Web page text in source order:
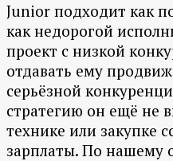
Junior подходит как
как недорогой
проект с низкой
отдавать ему
серьёзной
стратегию он ещё не
технике или закупке
зарплаты. По нашему